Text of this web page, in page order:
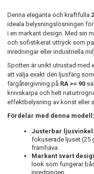
Denna eleganta och kraftfulla
ideala belysningslösningen
i en markant design. Med sin
och sofistikerat uttryck som
inredningar eller industriella
Spotten är unikt utrustad med
att välja exakt den ljusfärg
färgåtergivning på RA >= 90
knivskarpa och helt
effektbelysning av konst eller
Fördelar med denna modell:
Justerbar ljusvinkel:
fokuserade ljuset (25
framhäva.
Markant svart
look som fungerar
inredningen.